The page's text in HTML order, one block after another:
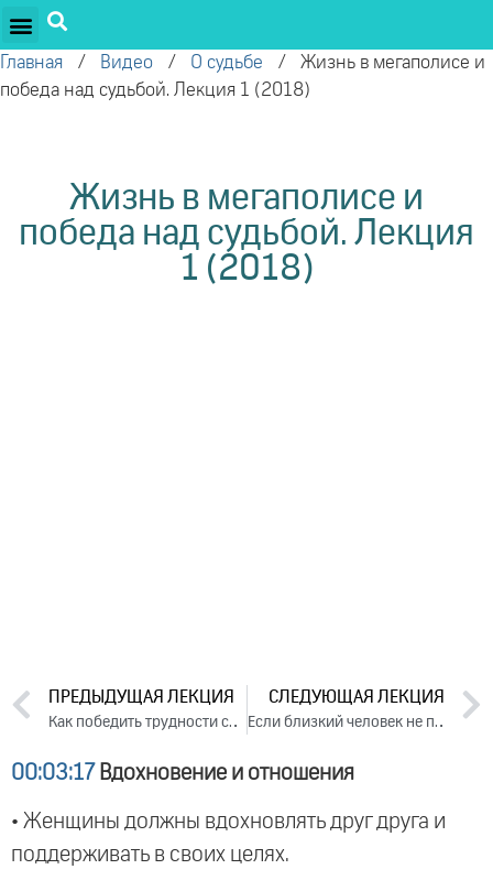
Главная / Видео / О судьбе / Жизнь в мегаполисе и
победа над судьбой. Лекция 1 (2018)
Жизнь в мегаполисе и
победа над судьбой. Лекция
1 (2018)
ПРЕДЫДУЩАЯ ЛЕКЦИЯ
Как победить трудности судьбы. Лекция 3 (2018)
СЛЕДУЮЩАЯ ЛЕКЦИЯ
Если близкий человек не понимает или не любит. Лекция 2 (2018)
00:03:17 Вдохновение и отношения
• Женщины должны вдохновлять друг друга и
поддерживать в своих целях.